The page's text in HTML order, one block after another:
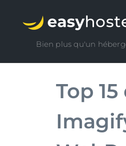
Bien plus qu'un
Top